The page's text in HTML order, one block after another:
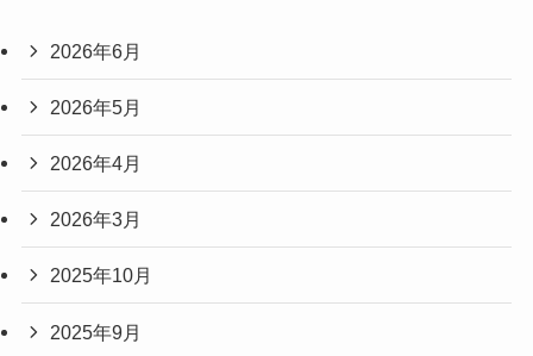
2026年6月
2026年5月
2026年4月
2026年3月
2025年10月
2025年9月